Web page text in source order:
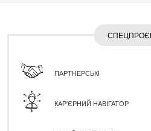
ПАРТНЕРСЬКІ
КАР'ЄРНИЙ НАВІГАТОР